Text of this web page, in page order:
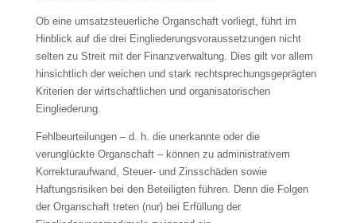
Ob eine umsatzsteuerliche Organschaft vorliegt, führt im
Hinblick auf die drei Eingliederungsvoraussetzungen nicht
selten zu Streit mit der Finanzverwaltung. Dies gilt vor allem
hinsichtlich der weichen und stark rechtsprechungsgeprägten
Kriterien der wirtschaftlichen und organisatorischen
Eingliederung.
Fehlbeurteilungen – d. h. die unerkannte oder die
verunglückte Organschaft – können zu administrativem
Korrekturaufwand, Steuer- und Zinsschäden sowie
Haftungsrisiken bei den Beteiligten führen. Denn die Folgen
der Organschaft treten (nur) bei Erfüllung der